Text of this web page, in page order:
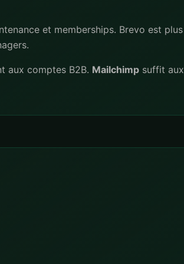
et memberships. Brevo est plus
aux comptes B2B. Mailchimp suffit aux